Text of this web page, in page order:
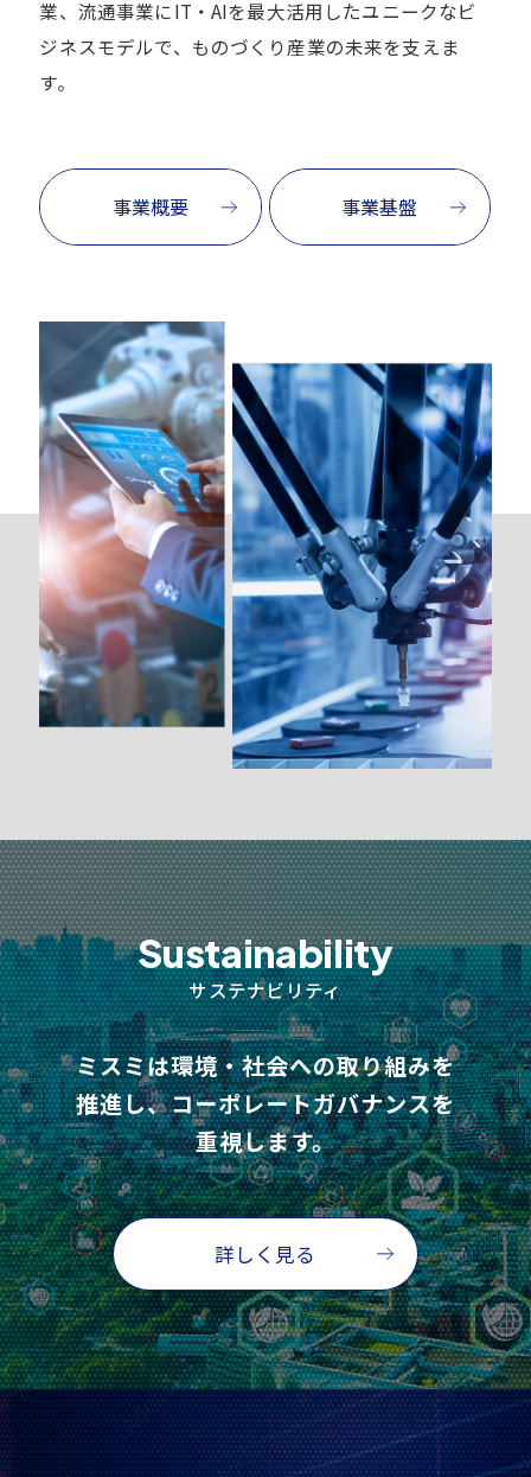
業、流通事業にIT・AIを最大活用したユニークなビ
ジネスモデルで、ものづくり産業の未来を支えま
す。
事業概要 事業基盤
Sustainability
サステナビリティ
ミスミは環境・社会への取り組みを
推進し、コーポレートガバナンスを
重視します。
詳しく見る